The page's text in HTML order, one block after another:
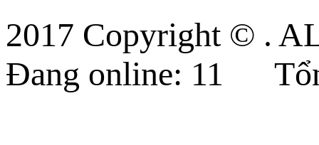
2017 Copyright © .
Đang online: 11